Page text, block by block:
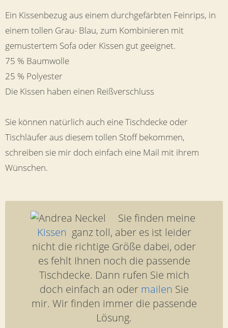
Ein Kissenbezug aus einem durchgefärbten Feinrips, in
einem tollen Grau- Blau, zum Kombinieren mit
gemustertem Sofa oder Kissen gut geeignet.
75 % Baumwolle
25 % Polyester
Die Kissen haben einen Reißverschluss
Sie können natürlich auch eine Tischdecke oder
Tischläufer aus diesem tollen Stoff bekommen,
schreiben sie mir doch einfach eine Mail mit ihrem
Wünschen.
Sie finden meine
Kissen ganz toll, aber es ist leider
nicht die richtige Größe dabei, oder
es fehlt Ihnen noch die passende
Tischdecke. Dann rufen Sie mich
doch einfach an oder mailen Sie
mir. Wir finden immer die passende
Lösung.